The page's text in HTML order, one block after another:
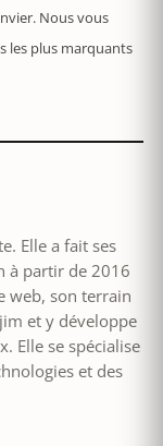
Nous vous
les plus marquants
Elle a fait ses
à partir de 2016
web, son terrain
et y développe
Elle se spécialise
et des